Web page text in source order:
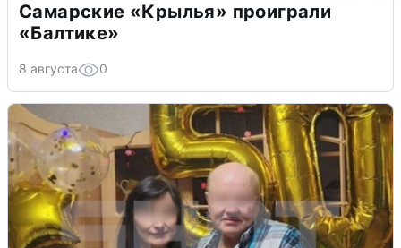
Самарские «Крылья» проиграли
«Балтике»
8 августа 0